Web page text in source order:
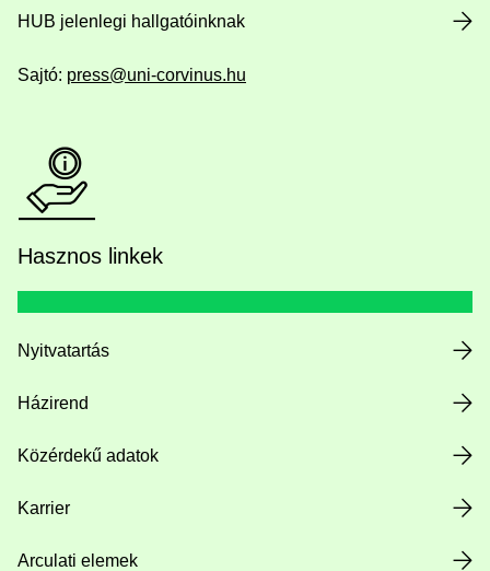
HUB jelenlegi hallgatóinknak
Sajtó: press@uni-corvinus.hu
Hasznos linkek
Nyitvatartás
Házirend
Közérdekű adatok
Karrier
Arculati elemek